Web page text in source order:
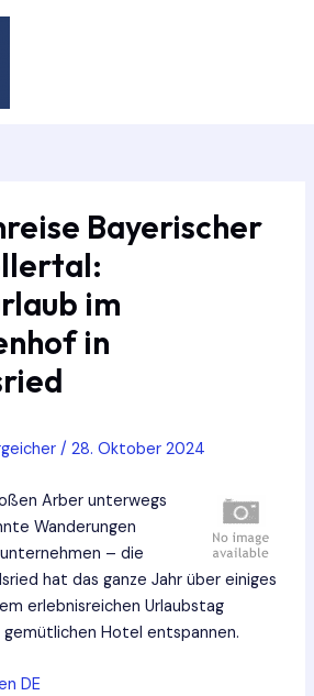
Bayerischer
im
in
/ 28. Oktober 2024
Arber unterwegs
Wanderungen
– die
hat das ganze Jahr über einiges
erlebnisreichen Urlaubstag
gemütlichen Hotel entspannen.
DE